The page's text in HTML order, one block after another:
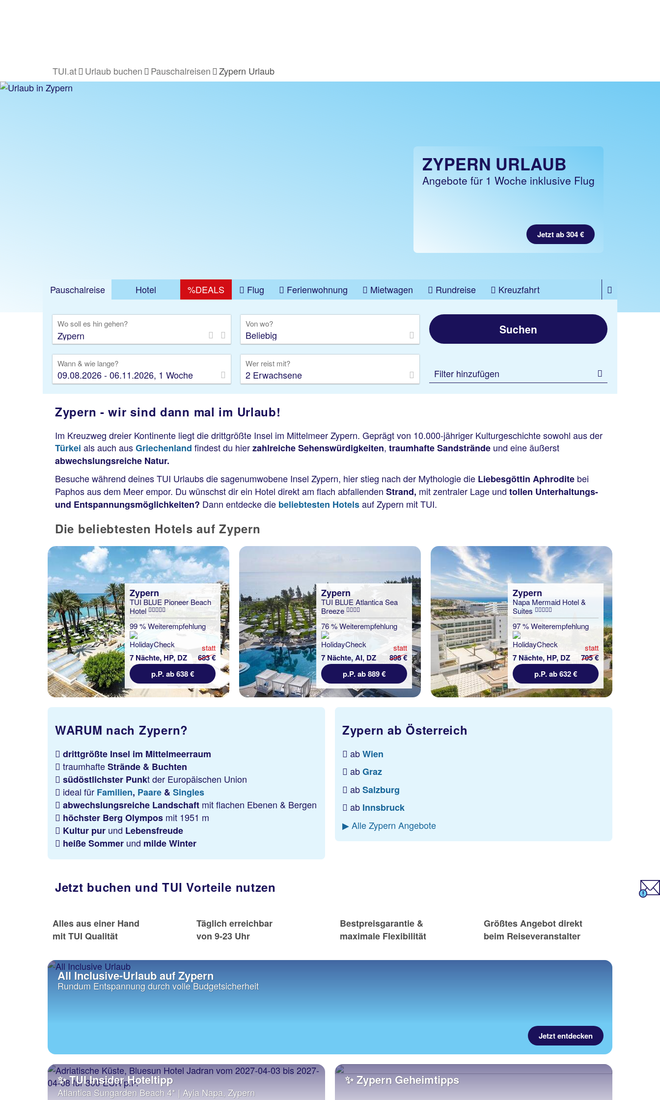
TUI.at Urlaub buchen Pauschalreisen Zypern Urlaub
ZYPERN URLAUB
Angebote für 1 Woche inklusive Flug
Jetzt ab 304 €
Pauschalreise Hotel %DEALS Flug Ferienwohnung Mietwagen Rundreise
Kreuzfahrt
Wo soll es hin gehen? Von wo?
Beliebig
Wann & wie lange?
09.08.2026 - 06.11.2026, 1 Woche
Wer reist mit?
2 Erwachsene
Suchen
Filter hinzufügen
Zypern - wir sind dann mal im Urlaub!
Im Kreuzweg dreier Kontinente liegt die drittgrößte Insel im Mittelmeer Zypern. Geprägt von 10.000-jähriger Kulturgeschichte sowohl aus der
Türkei als auch ausGriechenland findest du hierzahlreiche Sehenswürdigkeiten, traumhafte Sandstrände und eine äußerst
abwechslungsreiche Natur.
Besuche während deines TUI Urlaubs die sagenumwobene Insel Zypern, hier stieg nach der Mythologie die Liebesgöttin Aphrodite bei
Paphos aus dem Meer empor. Du wünschst dir ein Hotel direkt am flach abfallenden Strand, mit zentraler Lage und tollen Unterhaltungs-
und Entspannungsmöglichkeiten? Dann entdecke die beliebtesten Hotelsauf Zypern mit TUI.
Die beliebtesten Hotels auf Zypern
Zypern
TUI BLUE Pioneer Beach
Hotel
99 % Weiterempfehlung
7 Nächte, HP, DZ
statt
683 €
p.P. ab 638 €
Zypern
TUI BLUE Atlantica Sea
Breeze
76 % Weiterempfehlung
7 Nächte, AI, DZ
statt
898 €
p.P. ab 889 €
Zypern
Napa Mermaid Hotel &
Suites
97 % Weiterempfehlung
7 Nächte, HP, DZ
statt
705 €
p.P. ab 632 €
WARUM nach Zypern?
drittgrößte Insel im Mittelmeerraum
traumhafteStrände & Buchten
südöstlichster Punkt der Europäischen Union
ideal für Familien, Paare &Singles
abwechslungsreiche Landschaft mit flachen Ebenen & Bergen
höchster Berg Olympos mit 1951 m
Kultur pur und Lebensfreude
heiße Sommer und milde Winter
Zypern ab Österreich
abWien
abGraz
abSalzburg
ab Innsbruck
▶ Alle Zypern Angebote
Jetzt buchen und TUI Vorteile nutzen
Alles aus einer Hand
mit TUI Qualität
Täglich erreichbar
von 9-23 Uhr
Bestpreisgarantie &
maximale Flexibilität
Größtes Angebot direkt
beim Reiseveranstalter
All Inclusive-Urlaub auf Zypern
Rundum Entspannung durch volle Budgetsicherheit
Jetzt entdecken
✨ TUI Insider Hoteltipp
Atlantica Sungarden Beach 4* | Ayia Napa, Zypern
✨ Zypern Geheimtipps